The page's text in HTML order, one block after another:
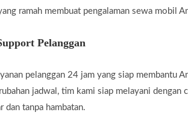
ramah membuat pengalaman sewa mobil
Pelanggan
pelanggan 24 jam yang siap membantu
jadwal, tim kami siap melayani
dan tanpa hambatan.